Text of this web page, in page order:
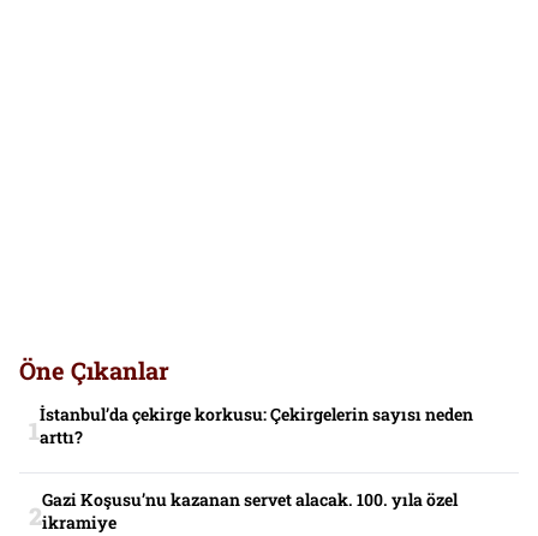
Öne Çıkanlar
İstanbul’da çekirge korkusu: Çekirgelerin sayısı neden
arttı?
Gazi Koşusu’nu kazanan servet alacak. 100. yıla özel
ikramiye